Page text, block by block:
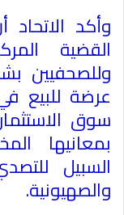
وأكد
القضية
وللصحفيين
عرضة للبيع
سوق
بمعانيها
السبيل
والصهيونية.